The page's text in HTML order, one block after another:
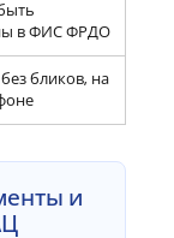
в ФИС ФРДО
бликов, на
и